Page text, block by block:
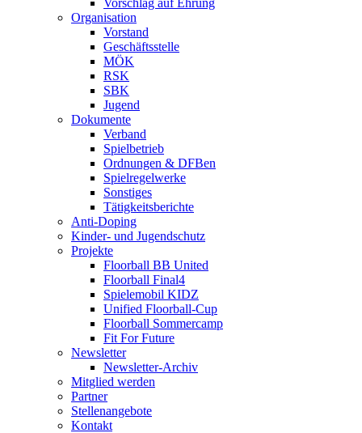
Vorschlag auf Ehrung
Organisation
Vorstand
Geschäftsstelle
MÖK
RSK
SBK
Jugend
Dokumente
Verband
Spielbetrieb
Ordnungen & DFBen
Spielregelwerke
Sonstiges
Tätigkeitsberichte
Anti-Doping
Kinder- und Jugendschutz
Projekte
Floorball BB United
Floorball Final4
Spielemobil KIDZ
Unified Floorball-Cup
Floorball Sommercamp
Fit For Future
Newsletter
Newsletter-Archiv
Mitglied werden
Partner
Stellenangebote
Kontakt